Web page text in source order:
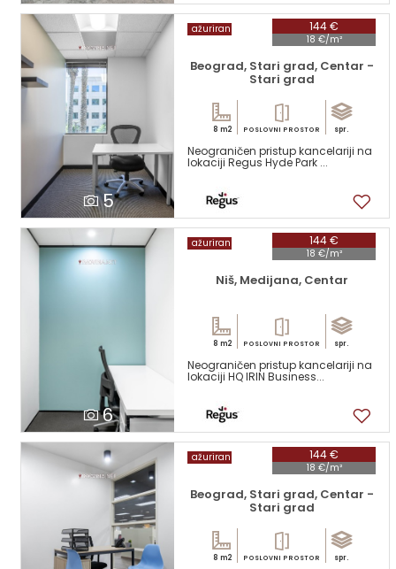
5
144 €
18 €/m²
ažuriran
Beograd, Stari grad, Centar -
Stari grad
8 m2 POSLOVNI PROSTOR spr.
Neograničen pristup kancelariji na
lokaciji Regus Hyde Park ...
6
144 €
18 €/m²
ažuriran
Niš, Medijana, Centar
8 m2 POSLOVNI PROSTOR spr.
Neograničen pristup kancelariji na
lokaciji HQ IRIN Business...
144 €
18 €/m²
ažuriran
Beograd, Stari grad, Centar -
Stari grad
8 m2 POSLOVNI PROSTOR spr.